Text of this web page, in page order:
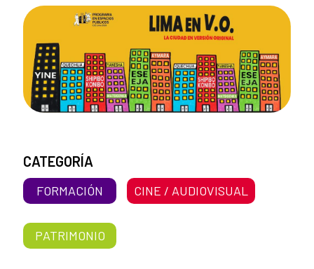
CATEGORÍA
FORMACIÓN CINE / AUDIOVISUAL
PATRIMONIO